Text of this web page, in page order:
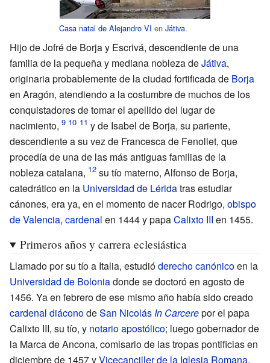
Casa natal de Alejandro VI en Játiva.
Hijo de Jofré de Borja y Escrivá, descendiente de una
familia de la pequeña y mediana nobleza deJátiva,
originaria probablemente de la ciudad fortificada de Borja
en Aragón, atendiendo a la costumbre de muchos de los
conquistadores de tomar el apellido del lugar de
nacimiento,
y de Isabel de Borja, su pariente,
descendiente a su vez de Francesca de Fenollet, que
procedía de una de las más antiguas familias de la
nobleza catalana,
su tío materno, Alfonso de Borja,
catedrático en la Universidad de Léridatras estudiar
cánones, era ya, en el momento de nacer Rodrigo, obispo
de Valencia, cardenal en 1444 y papaCalixto III en 1455.
Primeros años y carrera eclesiástica
Llamado por su tío a Italia, estudióderecho canónicoen la
Universidad de Boloniadonde se doctoró en agosto de
1456. Ya en febrero de ese mismo año había sido creado
cardenal diáconodeSan Nicolás In Carcerepor el papa
Calixto III, su tío, y notario apostólico; luego gobernador de
la Marca de Ancona, comisario de las tropas pontificias en
diciembre de 1457 yVicecanciller de la Iglesia Romana,